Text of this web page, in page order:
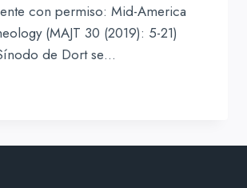
con permiso: Mid-America
(MAJT 30 (2019): 5-21)
de Dort se…